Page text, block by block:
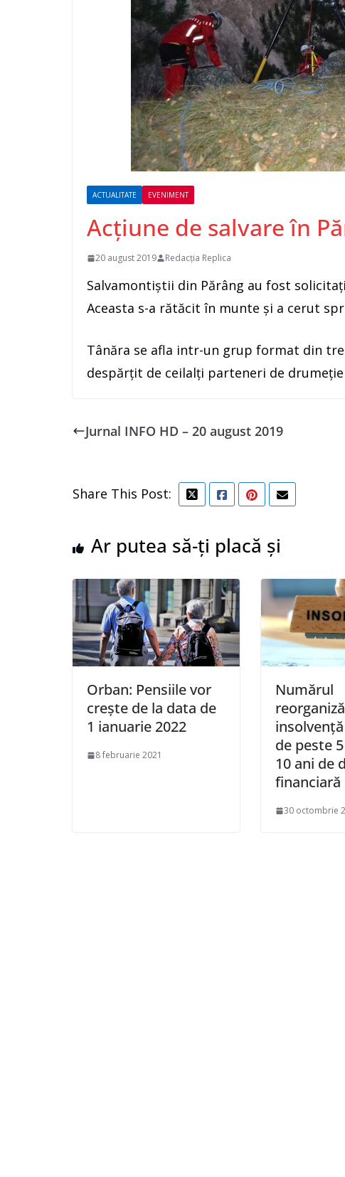
ACTUALITATE EVENIMENT
Acțiune de salvare în
20 august 2019 Redacția Replica
Salvamontiștii din Părâng au fost
Aceasta s-a rătăcit în munte și a cerut
Tânăra se afla intr-un grup format din
despărțit de ceilalți parteneri de
Jurnal INFO HD – 20 august 2019
Share This Post:
Ar putea să-ți placă și
Orban: Pensiile vor
creşte de la data de
1 ianuarie 2022
8 februarie 2021
Numărul
de peste
10 ani de
financiară
30 octombrie